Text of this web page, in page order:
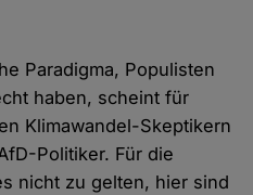
Paradigma, Populisten
haben, scheint für
Klimawandel-Skeptikern
Politiker. Für die
nicht zu gelten, hier sind